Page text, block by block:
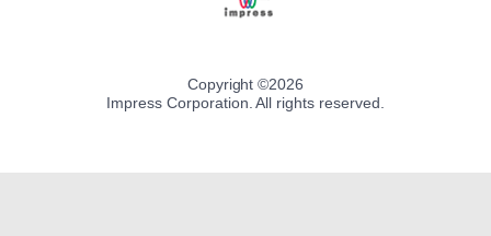
Copyright ©2026
Impress Corporation. All rights reserved.